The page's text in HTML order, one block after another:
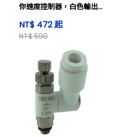
你速度控制器，白色輸出
式計量管，管徑D：4，連
接口尺寸：M3x0.5，用於
NT$ 472 起
NT$ 590